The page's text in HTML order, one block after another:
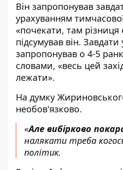
Він запропонував
урахуванням
«почекати, там різниця
підсумував він. Завдати
запропонував о 4-5
словами, «весь цей
лежати».
На думку
необов'язково.
«Але вибірково
налякати треба
політик.